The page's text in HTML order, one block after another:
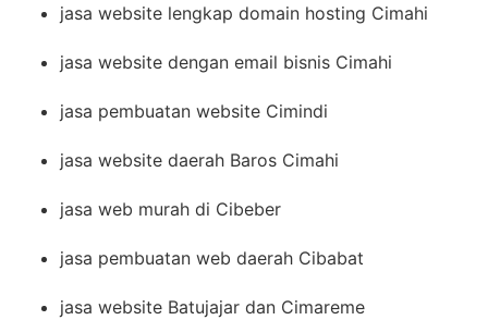
jasa website lengkap domain hosting Cimahi
jasa website dengan email bisnis Cimahi
jasa pembuatan website Cimindi
jasa website daerah Baros Cimahi
jasa web murah di Cibeber
jasa pembuatan web daerah Cibabat
jasa website Batujajar dan Cimareme